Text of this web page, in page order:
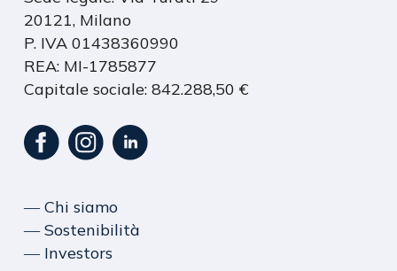
20121, Milano
P. IVA 01438360990
REA: MI-1785877
Capitale sociale: 842.288,50 €
― Chi siamo
― Sostenibilità
― Investors